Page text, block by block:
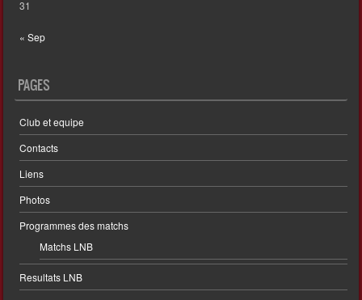
31
« Sep
PAGES
Club et equipe
Contacts
Liens
Photos
Programmes des matchs
Matchs LNB
Resultats LNB